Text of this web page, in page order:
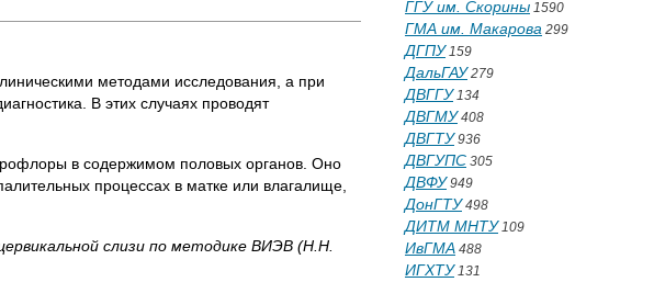
методами исследования, а при
В этих случаях проводят
в содержимом половых органов. Оно
процессах в матке или влагалище,
слизи по методике ВИЭВ (Н.Н.
ГГУ им. Скорины 1590
ГМА им. Макарова 299
ДГПУ159
ДальГАУ279
ДВГГУ134
ДВГМУ408
ДВГТУ936
ДВГУПС 305
ДВФУ949
ДонГТУ498
ДИТМ МНТУ109
ИвГМА 488
ИГХТУ131